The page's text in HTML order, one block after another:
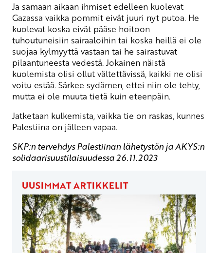
Ja samaan aikaan ihmiset edelleen kuolevat
Gazassa vaikka pommit eivät juuri nyt putoa. He
kuolevat koska eivät pääse hoitoon
tuhoutuneisiin sairaaloihin tai koska heillä ei ole
suojaa kylmyyttä vastaan tai he sairastuvat
pilaantuneesta vedestä. Jokainen näistä
kuolemista olisi ollut vältettävissä, kaikki ne olisi
voitu estää. Särkee sydämen, ettei niin ole tehty,
mutta ei ole muuta tietä kuin eteenpäin.
Jatketaan kulkemista, vaikka tie on raskas, kunnes
Palestiina on jälleen vapaa.
SKP:n tervehdys Palestiinan lähetystön ja AKYS:n
solidaarisuustilaisuudessa 26.11.2023
UUSIMMAT ARTIKKELIT